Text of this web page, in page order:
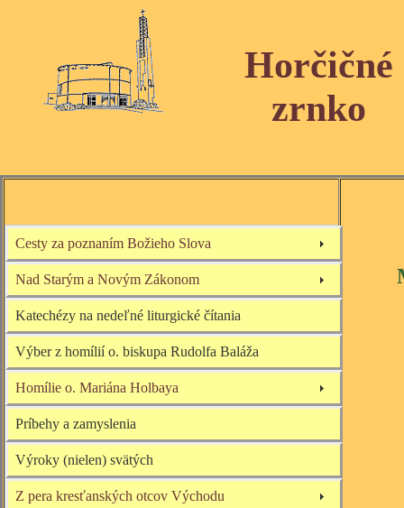
Horčičné
zrnko
Cesty za poznaním Božieho Slova
Nad Starým a Novým Zákonom
Katechézy na nedeľné liturgické čítania
Výber z homílií o. biskupa Rudolfa Baláža
Homílie o. Mariána Holbaya
Príbehy a zamyslenia
Výroky (nielen) svätých
Z pera kresťanských otcov Východu